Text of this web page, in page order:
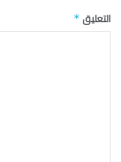
التعليق *